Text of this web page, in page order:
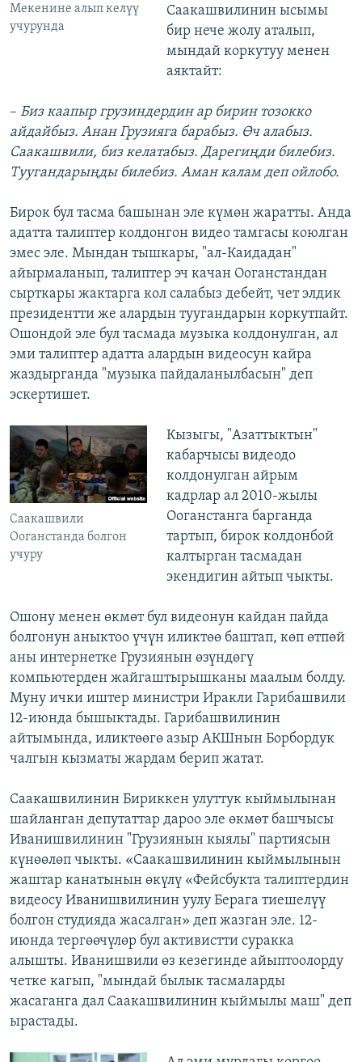
Мекенине алып келүү
учурунда
Саакашвилинин ысымы
бир нече жолу аталып,
мындай коркутуу менен
аяктайт:
– Биз каапыр грузиндердин ар бирин тозокко
айдайбыз. Анан Грузияга барабыз. Өч алабыз.
Саакашвили, биз келатабыз. Дарегиңди билебиз.
Туугандарыңды билебиз. Аман калам деп ойлобо.
Бирок бул тасма башынан эле күмөн жаратты. Анда
адатта талиптер колдонгон видео тамгасы коюлган
эмес эле. Мындан тышкары, "ал-Каидадан"
айырмаланып, талиптер эч качан Ооганстандан
сырткары жактарга кол салабыз дебейт, чет элдик
президентти же алардын туугандарын коркутпайт.
Ошондой эле бул тасмада музыка колдонулган, ал
эми талиптер адатта алардын видеосун кайра
жаздырганда "музыка пайдаланылбасын" деп
эскертишет.
Саакашвили
Ооганстанда болгон
учуру
Кызыгы, "Азаттыктын"
кабарчысы видеодо
колдонулган айрым
кадрлар ал 2010-жылы
Ооганстанга барганда
тартып, бирок колдонбой
калтырган тасмадан
экендигин айтып чыкты.
Ошону менен өкмөт бул видеонун кайдан пайда
болгонун аныктоо үчүн иликтөө баштап, көп өтпөй
аны интернетке Грузиянын өзүндөгү
компьютерден жайгаштырышканы маалым болду.
Муну ички иштер министри Иракли Гарибашвили
12-июнда бышыктады. Гарибашвилинин
айтымында, иликтөөгө азыр АКШнын Борбордук
чалгын кызматы жардам берип жатат.
Саакашвилинин Бириккен улуттук кыймылынан
шайланган депутаттар дароо эле өкмөт башчысы
Иванишвилинин "Грузиянын кыялы" партиясын
күнөөлөп чыкты. «Саакашвилинин кыймылынын
жаштар канатынын өкүлү «Фейсбукта талиптердин
видеосу Иванишвилинин уулу Берага тиешелүү
болгон студияда жасалган» деп жазган эле. 12-
июнда тергөөчүлөр бул активистти суракка
алышты. Иванишвили өз кезегинде айыптоолорду
четке кагып, "мындай былык тасмаларды
жасаганга дал Саакашвилинин кыймылы маш" деп
ырастады.